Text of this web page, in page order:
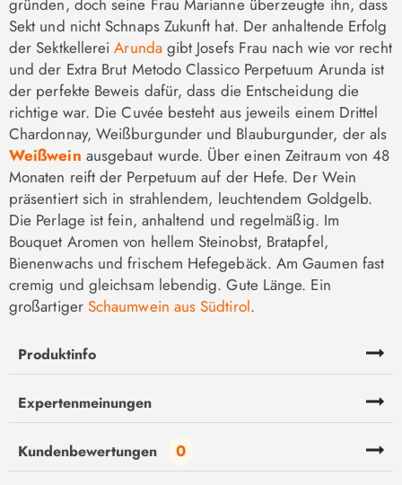
Sekt und nicht Schnaps Zukunft hat. Der anhaltende Erfolg
der SektkellereiArundagibt Josefs Frau nach wie vor recht
und der Extra Brut Metodo Classico Perpetuum Arunda ist
der perfekte Beweis dafür, dass die Entscheidung die
richtige war. Die Cuvée besteht aus jeweils einem Drittel
Chardonnay, Weißburgunder und Blauburgunder, der als
Weißwein ausgebaut wurde. Über einen Zeitraum von 48
Monaten reift der Perpetuum auf der Hefe. Der Wein
präsentiert sich in strahlendem, leuchtendem Goldgelb.
Die Perlage ist fein, anhaltend und regelmäßig. Im
Bouquet Aromen von hellem Steinobst, Bratapfel,
Bienenwachs und frischem Hefegebäck. Am Gaumen fast
cremig und gleichsam lebendig. Gute Länge. Ein
großartiger Schaumwein aus Südtirol.
Produktinfo
Expertenmeinungen
Kundenbewertungen 0